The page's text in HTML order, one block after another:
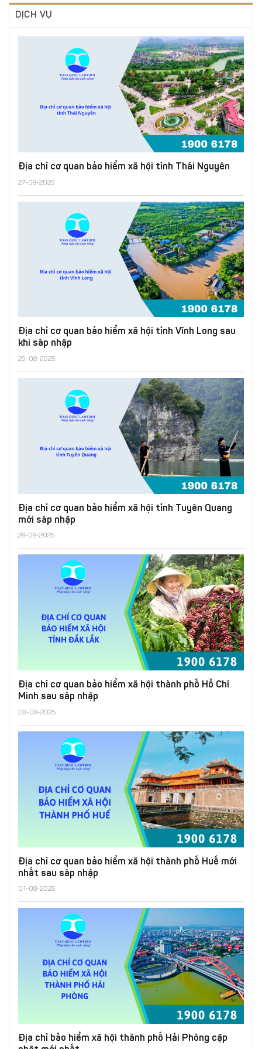
DỊCH VỤ
Địa chỉ cơ quan bảo hiểm xã hội tỉnh Thái Nguyên
27-08-2025
Địa chỉ cơ quan bảo hiểm xã hội tỉnh Vĩnh Long sau
khi sáp nhập
29-08-2025
Địa chỉ cơ quan bảo hiểm xã hội tỉnh Tuyên Quang
mới sáp nhập
28-08-2025
Địa chỉ cơ quan bảo hiểm xã hội thành phố Hồ Chí
Minh sau sáp nhập
08-08-2025
Địa chỉ cơ quan bảo hiểm xã hội thành phố Huế mới
nhất sau sáp nhập
01-08-2025
Địa chỉ bảo hiểm xã hội thành phố Hải Phòng cập